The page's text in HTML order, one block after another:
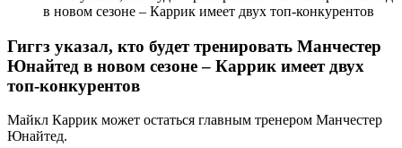
в новом сезоне – Каррик имеет двух топ-конкурентов
Гиггз указал, кто будет тренировать Манчестер
Юнайтед в новом сезоне – Каррик имеет двух
топ-конкурентов
Майкл Каррик может остаться главным тренером Манчестер
Юнайтед.